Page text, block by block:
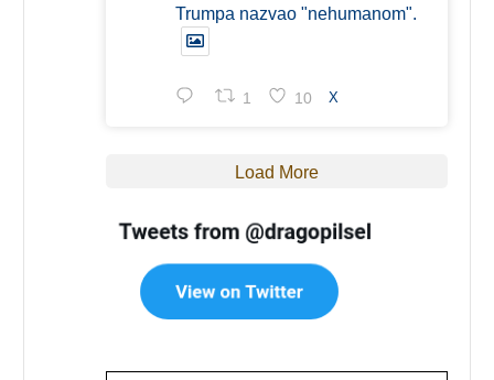
Trumpa nazvao "nehumanom".
1 10 X
Load More